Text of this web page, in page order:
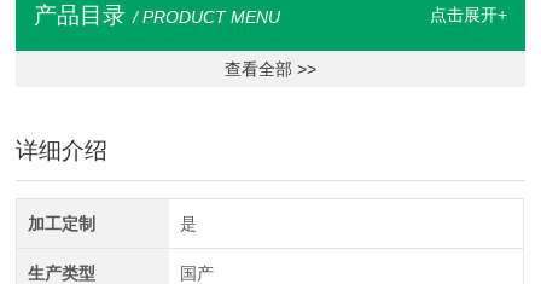
产品目录 / PRODUCT MENU 点击展开+
查看全部 >>
详细介绍
加工定制 是
生产类型 国产